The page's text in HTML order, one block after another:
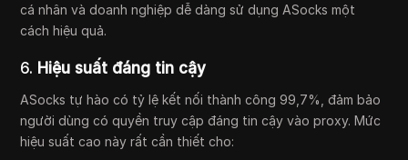
cá nhân và doanh nghiệp dễ dàng sử dụng ASocks một
cách hiệu quả.
6. Hiệu suất đáng tin cậy
ASocks tự hào có tỷ lệ kết nối thành công 99,7%, đảm bảo
người dùng có quyền truy cập đáng tin cậy vào proxy. Mức
hiệu suất cao này rất cần thiết cho: